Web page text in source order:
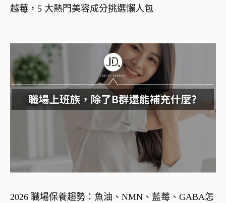
越莓，5 大熱門美容成分挑選懶人包
2026 職場保養趨勢：魚油、NMN、藍莓、GABA怎